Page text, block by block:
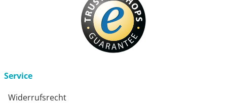
Service
Widerrufsrecht